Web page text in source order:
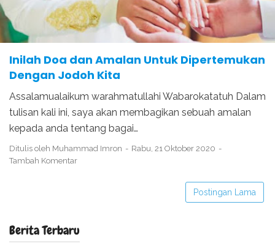
Inilah Doa dan Amalan Untuk Dipertemukan
Dengan Jodoh Kita
Assalamualaikum warahmatullahi Wabarokatatuh Dalam
tulisan kali ini, saya akan membagikan sebuah amalan
kepada anda tentang bagai…
Ditulis oleh Muhammad Imron
Rabu, 21 Oktober 2020
Tambah Komentar
Postingan Lama
Berita Terbaru